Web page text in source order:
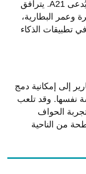
سيُزوّد بمعالج جديد يُدعى A21. يترافق
وعمر البطارية،
تطبيقات الذكاء
إلى إمكانية دمج
نفسها. وقد تلعب
الحواف
من الناحية